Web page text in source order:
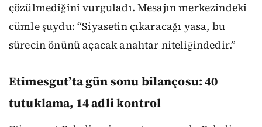
çözülmediğini vurguladı. Mesajın merkezindeki
cümle şuydu: “Siyasetin çıkaracağı yasa, bu
sürecin önünü açacak anahtar niteliğindedir.”
Etimesgut’ta gün sonu bilançosu: 40
tutuklama, 14 adli kontrol